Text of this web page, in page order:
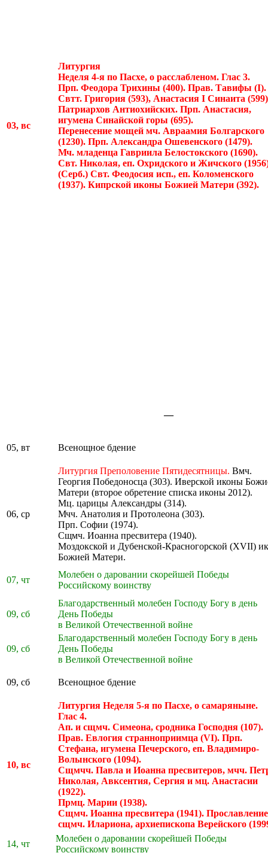
03, вс
Литургия
Неделя 4-я по Пасхе, о расслабленом. Глас 3.
Прп. Феодора Трихины (400). Прав. Тавифы (I).
Свтт. Григория (593), Анастасия I Синаита
Патриархов Антиохийских. Прп. Анастасия,
игумена Синайской горы (695).
Перенесение мощей мч. Авраамия Болгарского
(1230). Прп. Александра Ошевенского (1479).
Мч. младенца Гавриила Белостокского (1690).
Свт. Николая, еп. Охридского и Жичского
(Серб.) Свт. Феодосия исп., еп. Коломенского
(1937). Кипрской иконы Божией Матери (392).
—
05, вт Всенощное бдение
06, ср
Литургия Преполовение Пятидесятницы. Вмч.
Георгия Победоносца (303). Иверской иконы
Матери (второе обретение списка иконы 2012).
Мц. царицы Александры (314).
Мчч. Анатолия и Протолеона (303).
Прп. Софии (1974).
Сщмч. Иоанна пресвитера (1940).
Моздокской и Дубенской-Красногорской (XVII)
Божией Матери.
07, чт
Молебен о даровании скорейшей Победы
Российскому воинству
09, сб
Благодарственный молебен Господу Богу в день
День Победы
в Великой Отечественной войне
09, сб
Благодарственный молебен Господу Богу в день
День Победы
в Великой Отечественной войне
09, сб Всенощное бдение
10, вс
Литургия Неделя 5-я по Пасхе, о самаряныне.
Глас 4.
Ап. и сщмч. Симеона, сродника Господня (107).
Прав. Евлогия странноприимца (VI). Прп.
Стефана, игумена Печерского, еп. Владимиро-
Волынского (1094).
Сщмчч. Павла и Иоанна пресвитеров, мчч.
Николая, Авксентия, Сергия и мц. Анастасии
(1922).
Прмц. Марии (1938).
Сщмч. Иоанна пресвитера (1941). Прославление
сщмч. Илариона, архиепископа Верейского
14, чт
Молебен о даровании скорейшей Победы
Российскому воинству